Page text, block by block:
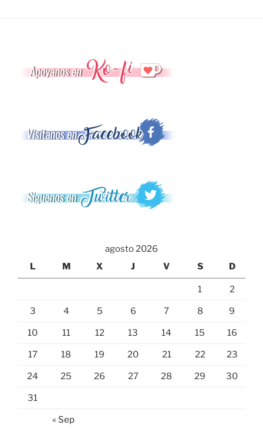
agosto 2026
L
M X J V S D
1 2
3 4 5 6 7 8 9
10 11 12 13 14 15 16
17 18 19 20 21 22 23
24 25 26 27 28 29 30
31
« Sep